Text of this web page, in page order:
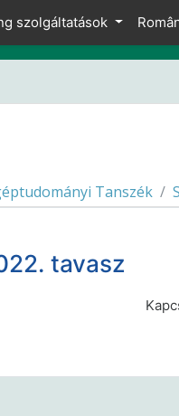
szolgáltatások
Tanszék
tavasz